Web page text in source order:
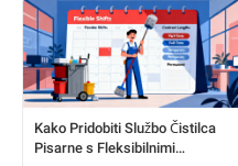
Kako Pridobiti Službo Čistilca
Pisarne s Fleksibilnimi